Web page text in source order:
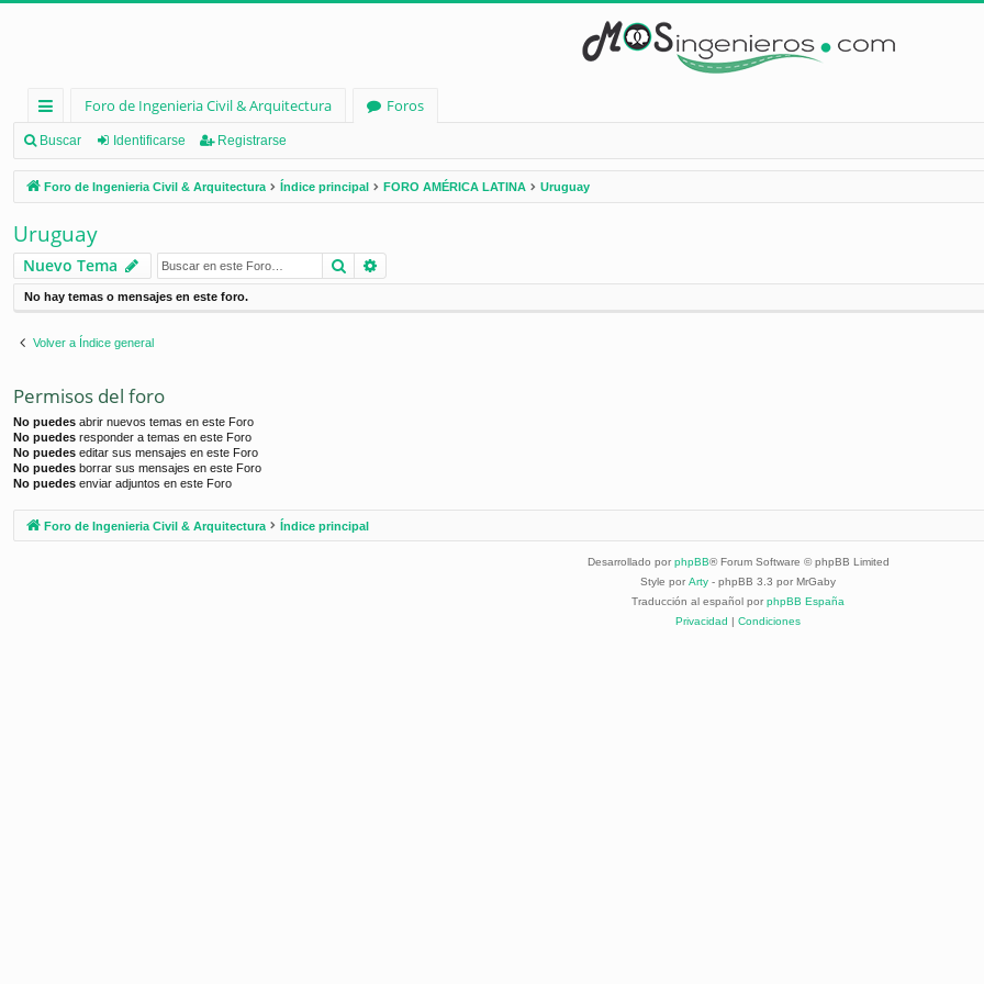
nl
ac
es
rá
pi
d
os
Foro de Ingenieria Civil & Arquitectura
Foros
Buscar Identificarse Registrarse
Foro de Ingenieria Civil & Arquitectura Índice principal FORO AMÉRICA LATINA Uruguay
Uruguay
Nuevo Tema Buscar
No hay temas o mensajes en este foro.
Volver a Índice general
Permisos del foro
No puedes abrir nuevos temas en este Foro
No puedes responder a temas en este Foro
No puedes editar sus mensajes en este Foro
No puedes borrar sus mensajes en este Foro
No puedes enviar adjuntos en este Foro
Foro de Ingenieria Civil & Arquitectura Índice principal
Desarrollado por phpBB® Forum Software © phpBB Limited
Style por Arty - phpBB 3.3 por MrGaby
Traducción al español por phpBB España
Privacidad | Condiciones